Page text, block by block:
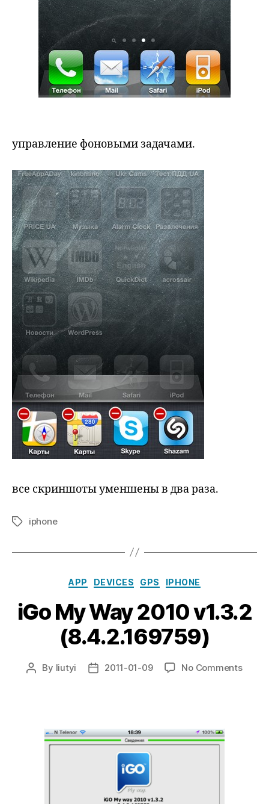
управление фоновыми задачами.
все скриншоты уменшены в два раза.
Tagsiphone
Categories
APP DEVICES GPS IPHONE
iGo My Way 2010 v1.3.2
(8.4.2.169759)
Post
By liutyi
Post2011-01-09 No Commentson